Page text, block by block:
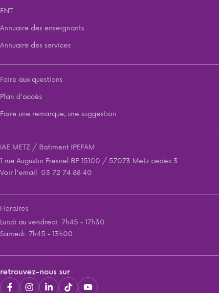
ENT
Annuaire des enseignants
Annuaire des services
Foire aux questions
Plan d'accès
Faire une remarque, une suggestion
IAE METZ / Batiment IPEFAM
1 rue Augustin Fresnel BP 15100 / 57073 Metz cedex 3
Voir l'email 03 72 74 88 40
Horaires
Lundi au vendredi: 7h45 - 17h30
Samedi: 7h45 - 13h00
retrouvez-nous sur